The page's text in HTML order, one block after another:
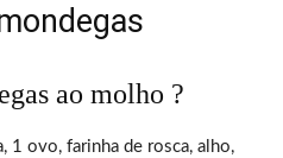
ao molho ?
1 ovo, farinha de rosca, alho,